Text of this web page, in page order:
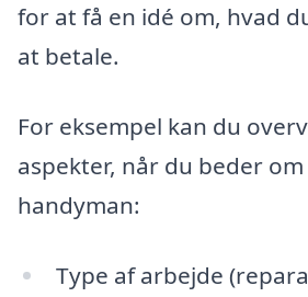
for at få en idé om, hvad
at betale.
For eksempel kan du
aspekter, når du beder
handyman:
Type af arbejde